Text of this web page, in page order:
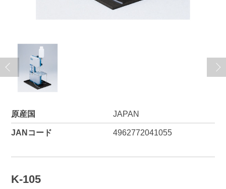
原産国 JAPAN
JANコード 4962772041055
K-105